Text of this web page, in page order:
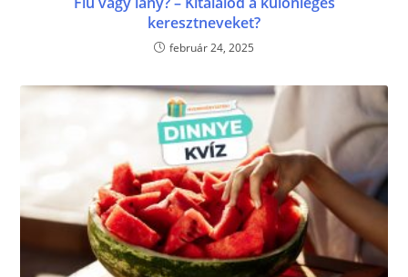
keresztneveket?
február 24, 2025